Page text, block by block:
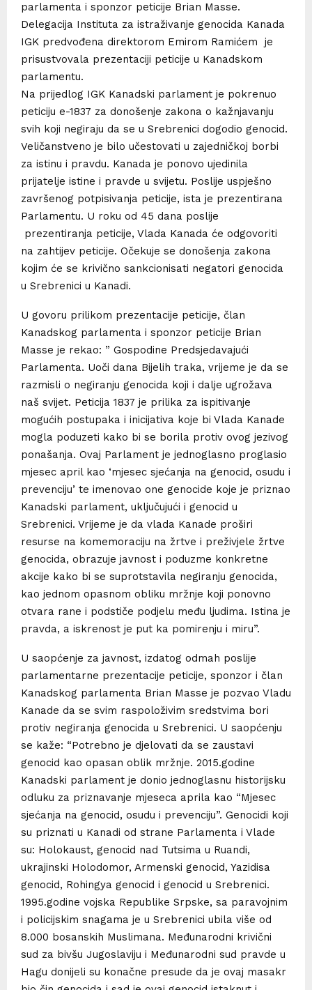
parlamenta i sponzor peticije Brian Masse.
Delegacija Instituta za istraživanje genocida Kanada
IGK predvođena direktorom Emirom Ramićem je
prisustvovala prezentaciji peticije u Kanadskom
parlamentu.
Na prijedlog IGK Kanadski parlament je pokrenuo
peticiju e-1837 za donošenje zakona o kažnjavanju
svih koji negiraju da se u Srebrenici dogodio genocid.
Veličanstveno je bilo učestovati u zajedničkoj borbi
za istinu i pravdu. Kanada je ponovo ujedinila
prijatelje istine i pravde u svijetu. Poslije uspješno
završenog potpisivanja peticije, ista je prezentirana
Parlamentu. U roku od 45 dana poslije
prezentiranja peticije, Vlada Kanada će odgovoriti
na zahtijev peticije. Očekuje se donošenja zakona
kojim će se krivično sankcionisati negatori genocida
u Srebrenici u Kanadi.
U govoru prilikom prezentacije peticije, član
Kanadskog parlamenta i sponzor peticije Brian
Masse je rekao: ” Gospodine Predsjedavajući
Parlamenta. Uoči dana Bijelih traka, vrijeme je da se
razmisli o negiranju genocida koji i dalje ugrožava
naš svijet. Peticija 1837 je prilika za ispitivanje
mogućih postupaka i inicijativa koje bi Vlada Kanade
mogla poduzeti kako bi se borila protiv ovog jezivog
ponašanja. Ovaj Parlament je jednoglasno proglasio
mjesec april kao ‘mjesec sjećanja na genocid, osudu i
prevenciju’ te imenovao one genocide koje je priznao
Kanadski parlament, uključujući i genocid u
Srebrenici. Vrijeme je da vlada Kanade proširi
resurse na komemoraciju na žrtve i preživjele žrtve
genocida, obrazuje javnost i poduzme konkretne
akcije kako bi se suprotstavila negiranju genocida,
kao jednom opasnom obliku mržnje koji ponovno
otvara rane i podstiče podjelu među ljudima. Istina je
pravda, a iskrenost je put ka pomirenju i miru”.
U saopćenje za javnost, izdatog odmah poslije
parlamentarne prezentacije peticije, sponzor i član
Kanadskog parlamenta Brian Masse je pozvao Vladu
Kanade da se svim raspoloživim sredstvima bori
protiv negiranja genocida u Srebrenici. U saopćenju
se kaže: “Potrebno je djelovati da se zaustavi
genocid kao opasan oblik mržnje. 2015.godine
Kanadski parlament je donio jednoglasnu historijsku
odluku za priznavanje mjeseca aprila kao “Mjesec
sjećanja na genocid, osudu i prevenciju”. Genocidi koji
su priznati u Kanadi od strane Parlamenta i Vlade
su: Holokaust, genocid nad Tutsima u Ruandi,
ukrajinski Holodomor, Armenski genocid, Yazidisa
genocid, Rohingya genocid i genocid u Srebrenici.
1995.godine vojska Republike Srpske, sa paravojnim
i policijskim snagama je u Srebrenici ubila više od
8.000 bosanskih Muslimana. Međunarodni krivični
sud za bivšu Jugoslaviju i Međunarodni sud pravde u
Hagu donijeli su konačne presude da je ovaj masakr